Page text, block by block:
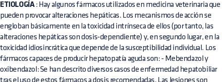
ETIOLOGÍA: Hay algunos fármacos utilizados en medicina veterinaria que
pueden provocar alteraciones hepáticas. Los mecanismos de acción se
engloban básicamente en la toxicidad intrínseca de ellos (por tanto, las
alteraciones hepáticas son dosis-dependiente) y, en segundo lugar, en la
toxicidad idiosincrática que depende de la susceptibilidad individual. Los
fármacos capaces de producir hepatopatía aguda son: - Mebendazol y
oxibendazol: Se han descrito diversos casos de enfermedad hepatobiliar
tras el uso de estos fármacos a dosis recomendadas. Las lesiones son